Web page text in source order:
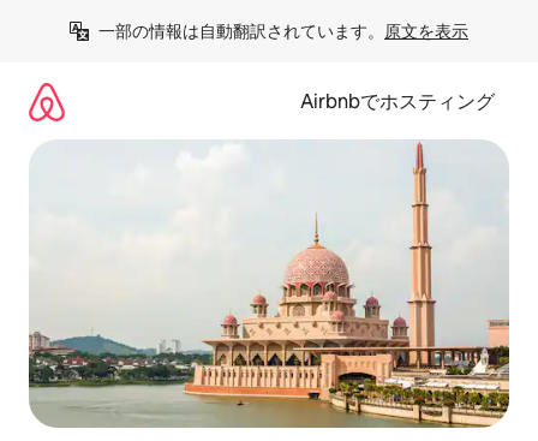
一部の情報は自動翻訳されています。 原文を表示
Airbnbでホスティング